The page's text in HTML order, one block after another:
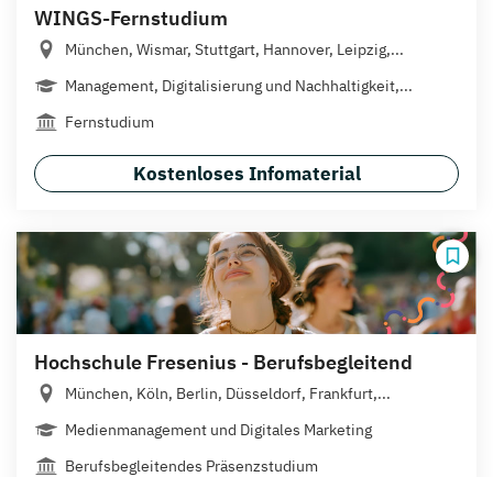
WINGS-Fernstudium
München, Wismar, Stuttgart, Hannover, Leipzig,...
Management, Digitalisierung und Nachhaltigkeit,...
Fernstudium
Kostenloses Infomaterial
Hochschule Fresenius - Berufsbegleitend
München, Köln, Berlin, Düsseldorf, Frankfurt,...
Medienmanagement und Digitales Marketing
Berufsbegleitendes Präsenzstudium